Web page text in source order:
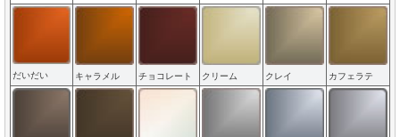
だいだい キャラメル チョコレート クリーム クレイ カフェラテ